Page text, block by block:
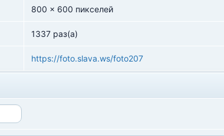
800 x 600 пикселей
1337 раз(а)
https://foto.slava.ws/foto207